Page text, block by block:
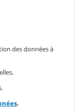
des données à
.